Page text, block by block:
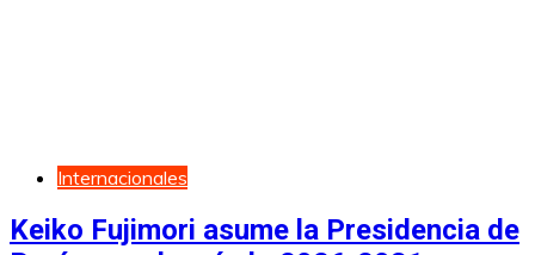
Internacionales
Keiko Fujimori asume la Presidencia de